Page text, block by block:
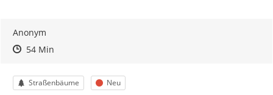
Anonym
Zeitpunkt des Erstellens
Zeitpunkt des Erstellens
54 MinZur Äußerung
Kategorie
Straßenbäume Status
Neu